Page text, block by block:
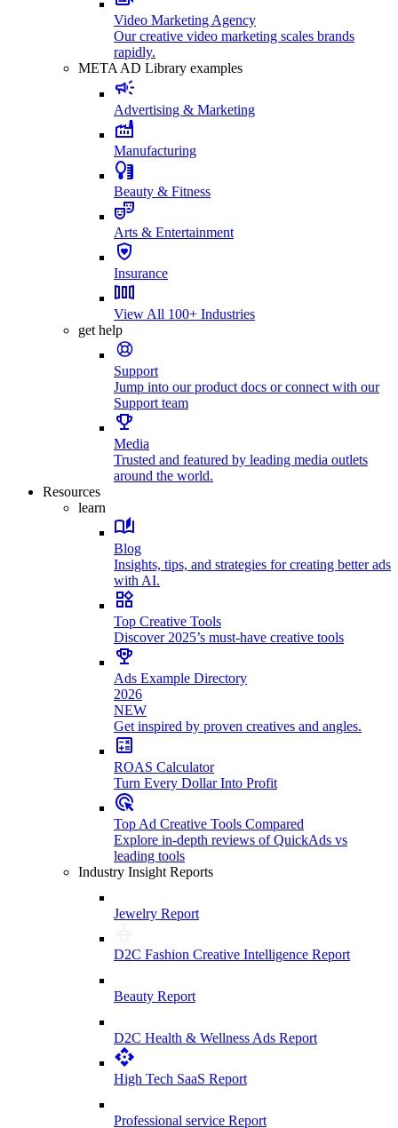
Video Marketing Agency
Our creative video marketing scales brands
rapidly.
META AD Library examples
Advertising & Marketing
Manufacturing
Beauty & Fitness
Arts & Entertainment
Insurance
View All 100+ Industries
get help
Support
Jump into our product docs or connect with our
Support team
Media
Trusted and featured by leading media outlets
around the world.
Resources
learn
Blog
Insights, tips, and strategies for creating better ads
with AI.
Top Creative Tools
Discover 2025’s must-have creative tools
Ads Example Directory
2026
NEW
Get inspired by proven creatives and angles.
ROAS Calculator
Turn Every Dollar Into Profit
Top Ad Creative Tools Compared
Explore in-depth reviews of QuickAds vs
leading tools
Industry Insight Reports
Jewelry Report
D2C Fashion Creative Intelligence Report
Beauty Report
D2C Health & Wellness Ads Report
High Tech SaaS Report
Professional service Report